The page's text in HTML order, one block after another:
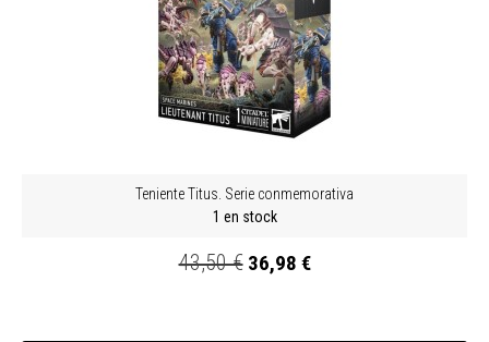
Teniente Titus. Serie conmemorativa
1 en stock
43,50 € 36,98 €